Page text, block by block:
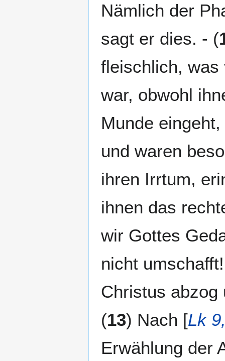
Nämlich der
sagt er dies. - (
fleischlich, was
war, obwohl
Munde
und waren
ihren Irrtum,
ihnen das
wir Gottes
nicht
Christus abzog
(13) Nach [Lk
Erwählung der